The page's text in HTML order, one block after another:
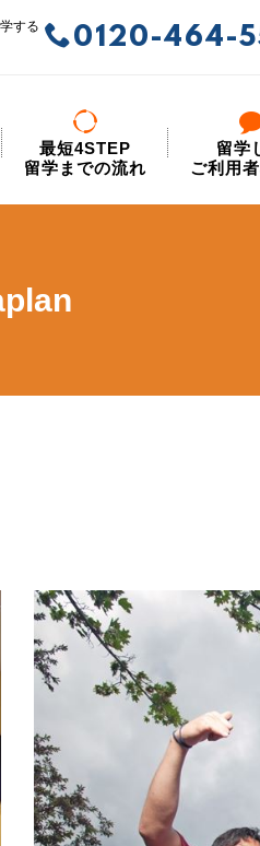
する
0120-464-
最短4STEP
留学までの流れ
留学
ご利用